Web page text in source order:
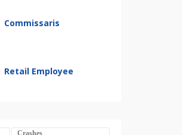
Commissaris
Retail Employee